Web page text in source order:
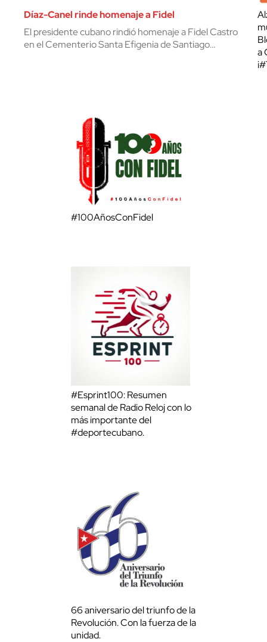
Díaz-Canel rinde homenaje a Fidel
El presidente cubano rindió homenaje a Fidel Castro
en el Cementerio Santa Efigenia de Santiago…
a
#100AñosConFidel
#Esprint100: Resumen
semanal de Radio Reloj con lo
más importante del
#deportecubano.
66 aniversario del triunfo de la
Revolución. Con la fuerza de la
unidad.